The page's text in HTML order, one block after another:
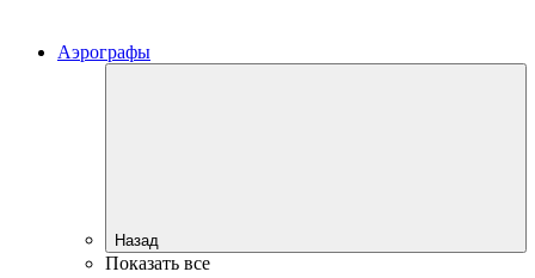
Аэрографы
Назад
Показать все